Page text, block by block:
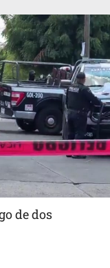
de dos